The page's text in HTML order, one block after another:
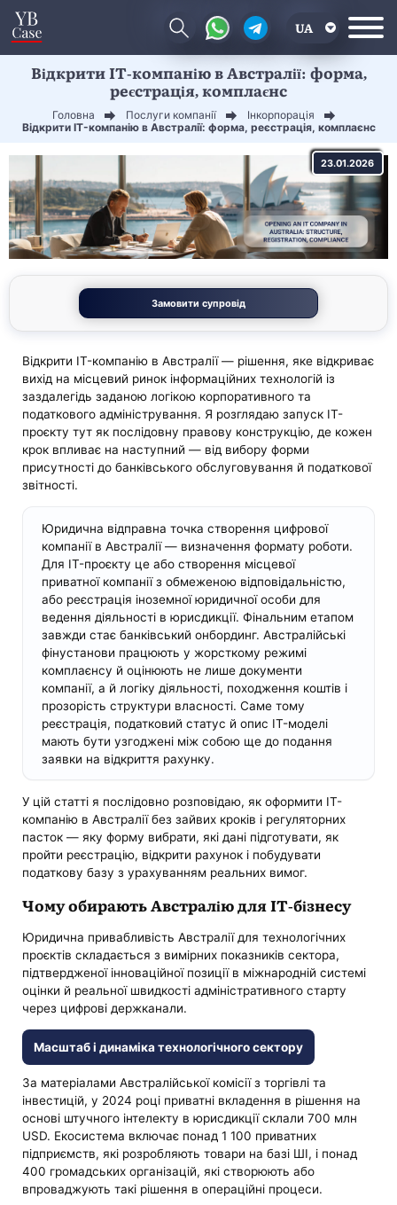
UA
EN
Відкрити IT-компанію в Австралії: форма,
реєстрація, комплаєнс
Головна Послуги компанії
Інкорпорація
Відкрити IT-компанію в Австралії: форма, реєстрація, комплаєнс
23.01.2026
Замовити супровід
Відкрити IT-компанію в Австралії — рішення, яке відкриває
вихід на місцевий ринок інформаційних технологій із
заздалегідь заданою логікою корпоративного та
податкового адміністрування. Я розглядаю запуск ІТ-
проєкту тут як послідовну правову конструкцію, де кожен
крок впливає на наступний — від вибору форми
присутності до банківського обслуговування й податкової
звітності.
Юридична відправна точка створення цифрової
компанії в Австралії — визначення формату роботи.
Для IT-проєкту це або створення місцевої
приватної компанії з обмеженою відповідальністю,
або реєстрація іноземної юридичної особи для
ведення діяльності в юрисдикції. Фінальним етапом
завжди стає банківський онбординг. Австралійські
фінустанови працюють у жорсткому режимі
комплаєнсу й оцінюють не лише документи
компанії, а й логіку діяльності, походження коштів і
прозорість структури власності. Саме тому
реєстрація, податковий статус й опис IT-моделі
мають бути узгоджені між собою ще до подання
заявки на відкриття рахунку.
У цій статті я послідовно розповідаю, як оформити IT-
компанію в Австралії без зайвих кроків і регуляторних
пасток — яку форму вибрати, які дані підготувати, як
пройти реєстрацію, відкрити рахунок і побудувати
податкову базу з урахуванням реальних вимог.
Чому обирають Австралію для IT-бізнесу
Юридична привабливість Австралії для технологічних
проєктів складається з вимірних показників сектора,
підтвердженої інноваційної позиції в міжнародній системі
оцінки й реальної швидкості адміністративного старту
через цифрові держканали.
Масштаб і динаміка технологічного сектору
За матеріалами Австралійської комісії з торгівлі та
інвестицій, у 2024 році приватні вкладення в рішення на
основі штучного інтелекту в юрисдикції склали 700 млн
USD. Екосистема включає понад 1 100 приватних
підприємств, які розробляють товари на базі ШІ, і понад
400 громадських організацій, які створюють або
впроваджують такі рішення в операційні процеси.